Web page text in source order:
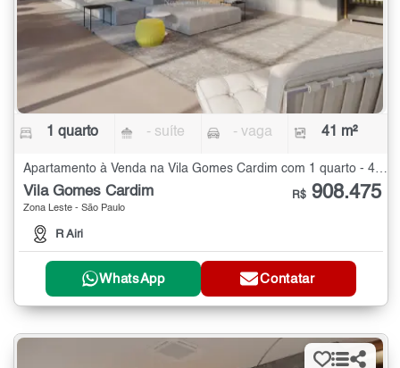
1 quarto - suíte - vaga 41 m²
Apartamento à Venda na Vila Gomes Cardim com 1 quarto - 41 m²
Vila Gomes Cardim
Zona Leste - São Paulo
R Airi
R$ 908.475
WhatsApp Contatar